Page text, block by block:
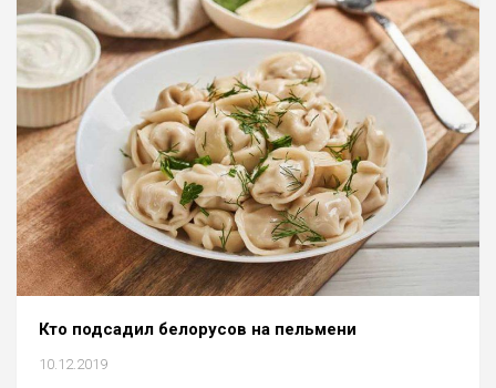
Кто подсадил белорусов на пельмени
10.12.2019